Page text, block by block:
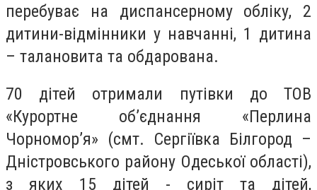
перебуває на диспансерному обліку, 2
дитини-відмінники у навчанні, 1 дитина
– талановита та обдарована.
70 дітей отримали путівки до ТОВ
«Курортне об’єднання «Перлина
Чорномор’я» (смт. Сергіївка Білгород –
Дністровського району Одеської області),
з яких 15 дітей - сиріт та дітей,